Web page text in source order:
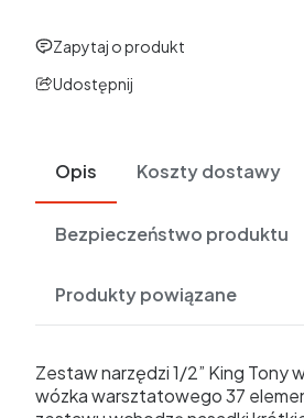
Zapytaj o produkt
Udostępnij
Opis Koszty dostawy
Bezpieczeństwo produktu
Produkty powiązane
Zestaw narzędzi 1/2” King Tony
wózka warsztatowego 37